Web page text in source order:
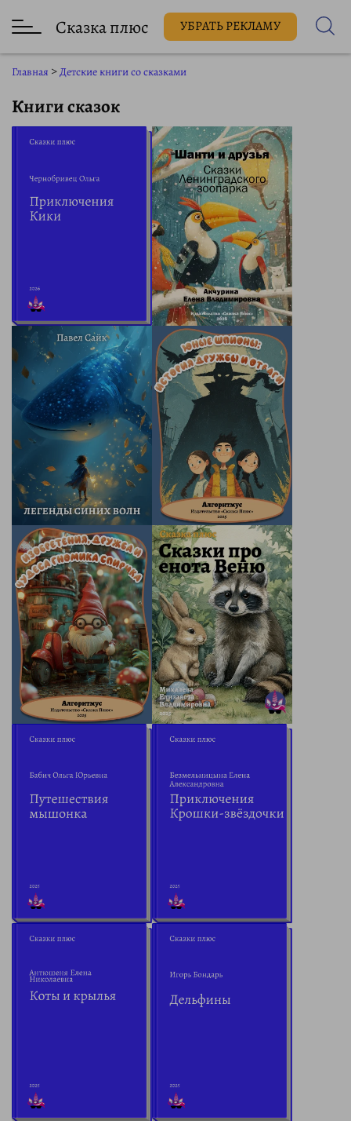
Сказка плюс УБРАТЬ РЕКЛАМУ
Главная >Детские книги со сказками
Книги сказок